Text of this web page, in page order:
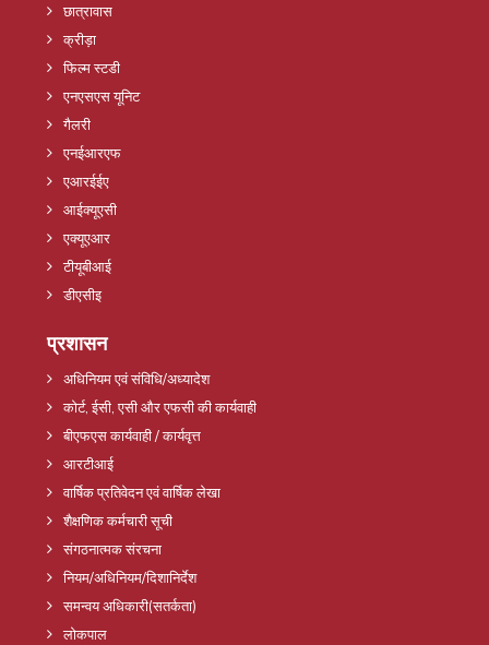
छात्रावास
क्रीड़ा
फिल्म स्टडी
एनएसएस यूनिट
गैलरी
एनईआरएफ
एआरईईए
आईक्यूएसी
एक्यूएआर
टीयूबीआई
डीएसीइ
प्रशासन
अधिनियम एवं संविधि/अध्यादेश
कोर्ट, ईसी, एसी और एफसी की कार्यवाही
बीएफएस कार्यवाही / कार्यवृत्त
आरटीआई
वार्षिक प्रतिवेदन एवं वार्षिक लेखा
शैक्षणिक कर्मचारी सूची
संगठनात्मक संरचना
नियम/अधिनियम/दिशानिर्देश
समन्वय अधिकारी(सतर्कता)
लोकपाल